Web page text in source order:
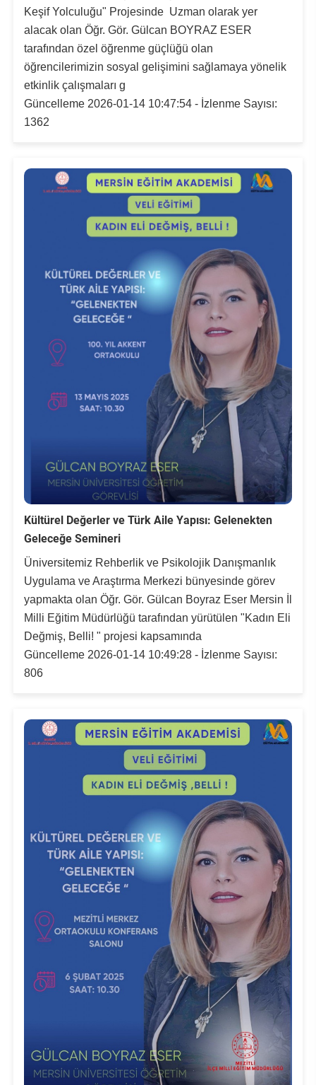
Keşif Yolculuğu" Projesinde Uzman olarak yer
alacak olan Öğr. Gör. Gülcan BOYRAZ ESER
tarafından özel öğrenme güçlüğü olan
öğrencilerimizin sosyal gelişimini sağlamaya yönelik
etkinlik çalışmaları g
Güncelleme 2026-01-14 10:47:54 - İzlenme Sayısı:
1362
Kültürel Değerler ve Türk Aile Yapısı: Gelenekten
Geleceğe Semineri
Üniversitemiz Rehberlik ve Psikolojik Danışmanlık
Uygulama ve Araştırma Merkezi bünyesinde görev
yapmakta olan Öğr. Gör. Gülcan Boyraz Eser Mersin İl
Milli Eğitim Müdürlüğü tarafından yürütülen "Kadın Eli
Değmiş, Belli! " projesi kapsamında
Güncelleme 2026-01-14 10:49:28 - İzlenme Sayısı:
806